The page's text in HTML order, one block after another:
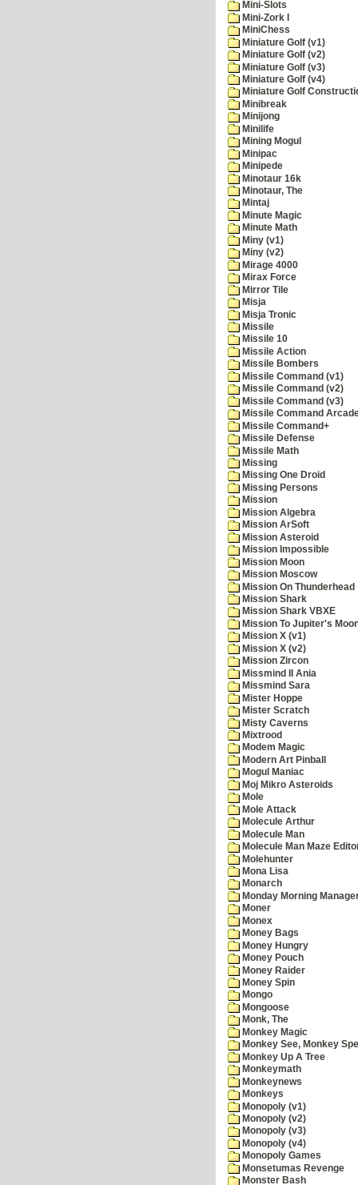
Mini-Slots
Mini-Zork I
MiniChess
Miniature Golf (v1)
Miniature Golf (v2)
Miniature Golf (v3)
Miniature Golf (v4)
Miniature Golf
Minibreak
Minijong
Minilife
Mining Mogul
Minipac
Minipede
Minotaur 16k
Minotaur, The
Mintaj
Minute Magic
Minute Math
Miny (v1)
Miny (v2)
Mirage 4000
Mirax Force
Mirror Tile
Misja
Misja Tronic
Missile
Missile 10
Missile Action
Missile Bombers
Missile Command (v1)
Missile Command (v2)
Missile Command (v3)
Missile Command
Missile Command+
Missile Defense
Missile Math
Missing
Missing One Droid
Missing Persons
Mission
Mission Algebra
Mission ArSoft
Mission Asteroid
Mission Impossible
Mission Moon
Mission Moscow
Mission On Thunderhead
Mission Shark
Mission Shark VBXE
Mission To Jupiter's
Mission X (v1)
Mission X (v2)
Mission Zircon
Missmind II Ania
Missmind Sara
Mister Hoppe
Mister Scratch
Misty Caverns
Mixtrood
Modem Magic
Modern Art Pinball
Mogul Maniac
Moj Mikro Asteroids
Mole
Mole Attack
Molecule Arthur
Molecule Man
Molecule Man Maze
Molehunter
Mona Lisa
Monarch
Monday Morning
Moner
Monex
Money Bags
Money Hungry
Money Pouch
Money Raider
Money Spin
Mongo
Mongoose
Monk, The
Monkey Magic
Monkey See, Monkey
Monkey Up A Tree
Monkeymath
Monkeynews
Monkeys
Monopoly (v1)
Monopoly (v2)
Monopoly (v3)
Monopoly (v4)
Monopoly Games
Monsetumas Revenge
Monster Bash